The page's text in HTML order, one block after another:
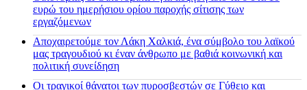
ευρώ του ημερήσιου ορίου παροχής σίτισης των
εργαζόμενων
Αποχαιρετούμε τον Λάκη Χαλκιά, ένα σύμβολο του λαϊκού
μας τραγουδιού κι έναν άνθρωπο με βαθιά κοινωνική και
πολιτική συνείδηση
Οι τραγικοί θάνατοι των πυροσβεστών σε Γύθειο και